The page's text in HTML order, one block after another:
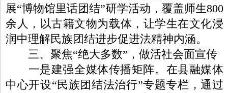
展“博物馆里话团结”研学活动，覆盖师生800
余人，以古籍文物为载体，让学生在文化浸
润中理解民族团结进步促进法精神内涵。
三、聚焦“绝大多数”，做活社会面宣传
一是建强全媒体传播矩阵。在县融媒体
中心开设“民族团结法治行”专题专栏，通过